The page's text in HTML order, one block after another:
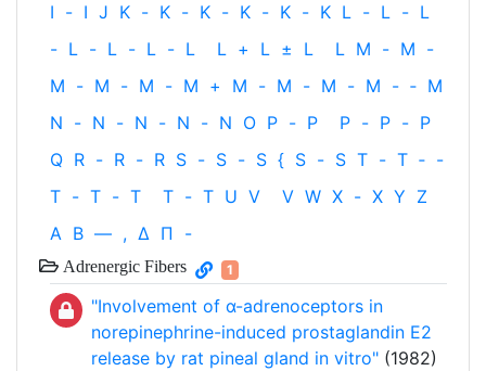
I - I J K - K - K - K - K - K L - L - L
- L - L - L - L L + L ± L L M - M -
M - M - M - M + M - M - M - M - ‐ M
N - N - N - N - N O P - P P - P - P
Q R - R - R S - S - S { S - S T - T ‐ -
T - T - T T - T U V V W X - X Y Z
Α Β — , Δ Π -
Adrenergic Fibers 1
"Involvement of α-adrenoceptors in
norepinephrine-induced prostaglandin E2
release by rat pineal gland in vitro" (1982)